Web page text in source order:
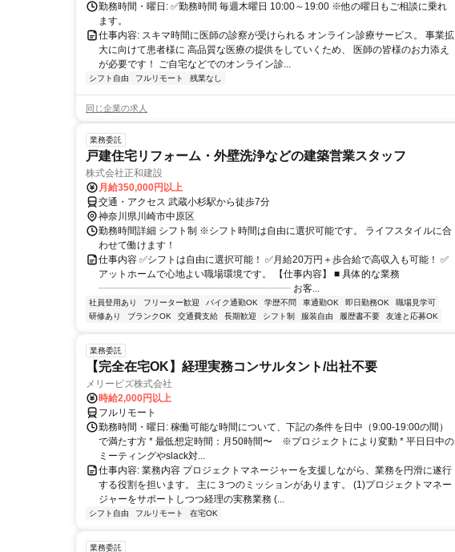
勤務時間・曜日: ✅勤務時間 毎週木曜日 10:00～19:00 ※他の曜日もご相談に乗れ
ます。
仕事内容: スキマ時間に医師の診察が受けられる オンライン診療サービス。 事業拡
大に向けて患者様に 高品質な医療の提供をしていくため、 医師の皆様のお力添え
が必要です！ ご自宅などでのオンライン診...
シフト自由 フルリモート 残業なし
同じ企業の求人
業務委託
戸建住宅リフォーム・外壁洗浄などの建築営業スタッフ
株式会社正和建設
月給350,000円以上
交通・アクセス 武蔵小杉駅から徒歩7分
神奈川県川崎市中原区
勤務時間詳細 シフト制 ※シフト時間は自由に選択可能です。 ライフスタイルに合
わせて働けます！
仕事内容 ✅シフトは自由に選択可能！ ✅月給20万円＋歩合給で高収入も可能！ ✅
アットホームで心地よい職場環境です。 【仕事内容】 ■ 具体的な業務
┈┈┈┈┈┈┈┈┈┈┈┈┈┈┈┈┈┈┈┈ お客...
社員登用あり フリーター歓迎 バイク通勤OK 学歴不問 車通勤OK 即日勤務OK
職場見学可
研修あり
ブランクOK 交通費支給 長期歓迎 シフト制 服装自由 履歴書不要 友達と応募OK
業務委託
【完全在宅OK】経理実務コンサルタント/出社不要
メリービズ株式会社
時給2,000円以上
フルリモート
勤務時間・曜日: 稼働可能な時間について、下記の条件を日中（9:00-19:00の間）
で満たす方 * 最低想定時間：月50時間〜 ※プロジェクトにより変動 * 平日日中の
ミーティングやslack対...
仕事内容: 業務内容 プロジェクトマネージャーを支援しながら、業務を円滑に遂行
する役割を担います。 主に３つのミッションがあります。 (1)プロジェクトマネー
ジャーをサポートしつつ経理の実務業務 (...
シフト自由 フルリモート 在宅OK
業務委託